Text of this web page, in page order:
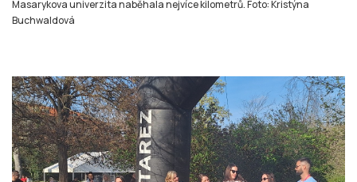
Masarykova univerzita naběhala nejvíce kilometrů. Foto: Kristýna
Buchwaldová